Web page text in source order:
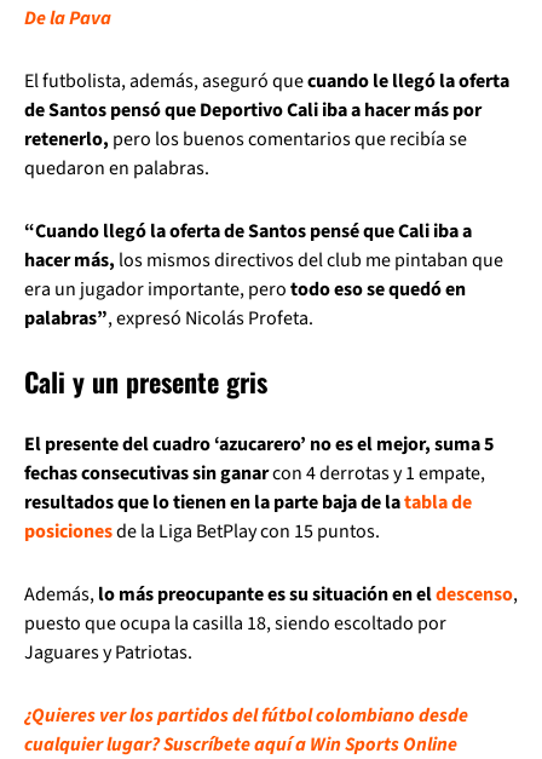
De la Pava
El futbolista, además, aseguró quecuando le llegó la oferta
de Santos pensó que Deportivo Cali iba a hacer más por
retenerlo, pero los buenos comentarios que recibía se
quedaron en palabras.
“Cuando llegó la oferta de Santos pensé que Cali iba a
hacer más, los mismos directivos del club me pintaban que
era un jugador importante, perotodo eso se quedó en
palabras”, expresó Nicolás Profeta.
Cali y un presente gris
El presente del cuadro ‘azucarero’ no es el mejor, suma 5
fechas consecutivas sin ganarcon 4 derrotas y 1 empate,
resultados que lo tienen en la parte baja de latabla de
posicionesde la Liga BetPlay con 15 puntos.
Además,lo más preocupante es su situación en eldescenso,
puesto que ocupa la casilla 18, siendo escoltado por
Jaguares y Patriotas.
¿Quieres ver los partidos del fútbol colombiano desde
cualquier lugar? Suscríbete aquí a Win Sports Online